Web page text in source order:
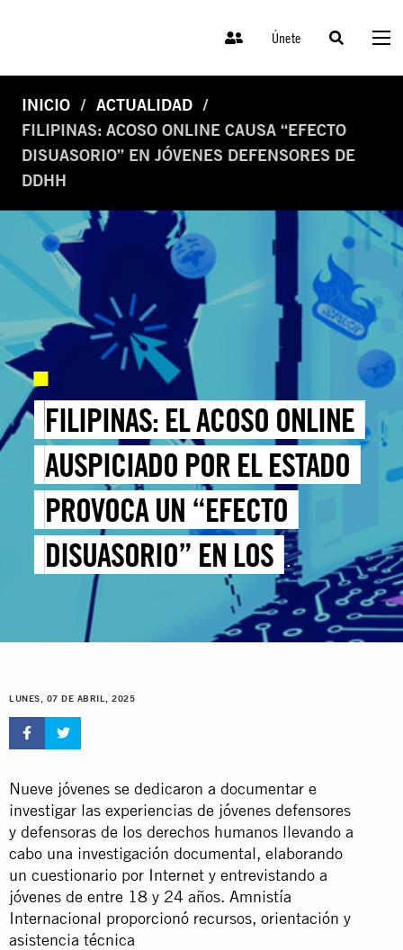
Únete
INICIO
ACTUALIDAD
FILIPINAS: ACOSO ONLINE CAUSA “EFECTO
DISUASORIO” EN JÓVENES DEFENSORES DE
DDHH
FILIPINAS: EL ACOSO ONLINE
AUSPICIADO POR EL ESTADO
PROVOCA UN “EFECTO
DISUASORIO” EN LOS
JÓVENES DEFENSORES Y
DEFENSORAS DE LOS
DERECHOS HUMANOS
LUNES, 07 DE ABRIL, 2025
Nueve jóvenes se dedicaron a documentar e
investigar las experiencias de jóvenes defensores
y defensoras de los derechos humanos llevando a
cabo una investigación documental, elaborando
un cuestionario por Internet y entrevistando a
jóvenes de entre 18 y 24 años. Amnistía
Internacional proporcionó recursos, orientación y
asistencia técnica